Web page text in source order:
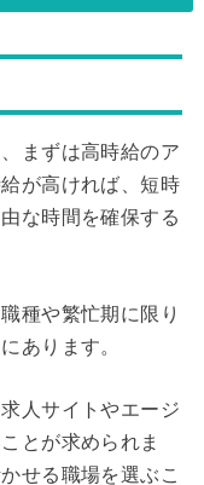
まずは高時給のア
が高ければ、短時
な時間を確保する
種や繁忙期に限り
あります。
人サイトやエージ
とが求められま
せる職場を選ぶこ